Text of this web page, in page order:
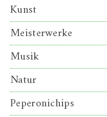
Kunst
Meisterwerke
Musik
Natur
Peperonichips